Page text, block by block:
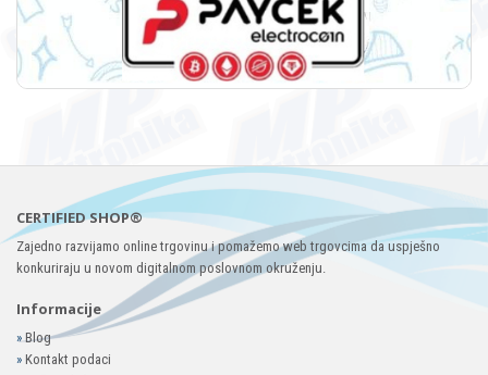
CERTIFIED SHOP®
Zajedno razvijamo online trgovinu i pomažemo web trgovcima da uspješno
konkuriraju u novom digitalnom poslovnom okruženju.
Informacije
»Blog
» Kontakt podaci